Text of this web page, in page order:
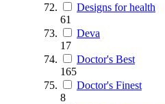
Designs for health
61
Deva
17
Doctor's Best
165
Doctor's Finest
8